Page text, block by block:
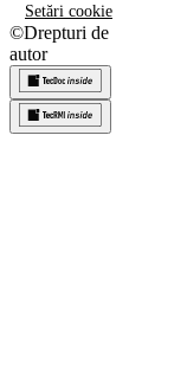
Setări cookie
©Drepturi de
autor